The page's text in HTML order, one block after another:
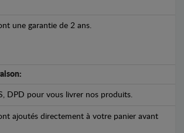
une garantie de 2 ans.
DPD pour vous livrer nos produits.
ajoutés directement à votre panier avant